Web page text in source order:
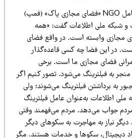
«محمدمهدی حبیبی»، مدیرعامل NGO «فضای مجازی پاک» (فمپ)
ملی اطلاعات گفت: «همه
وابسته است. در واقع فضای
فضا چه کسی قاعده‌گذار
مجازی ما است. برخی
فیلترینگ می‌شود. تصور کنیم اگر
فیلترینگ می‌شوند؛ ولی
به‌عنوان عامل فیلترینگ
می‌دهد. مردم می‌فهمند وقتی
به مهاجرت به سکوهای دیگر
سکوها و خدمات هستند. مگر